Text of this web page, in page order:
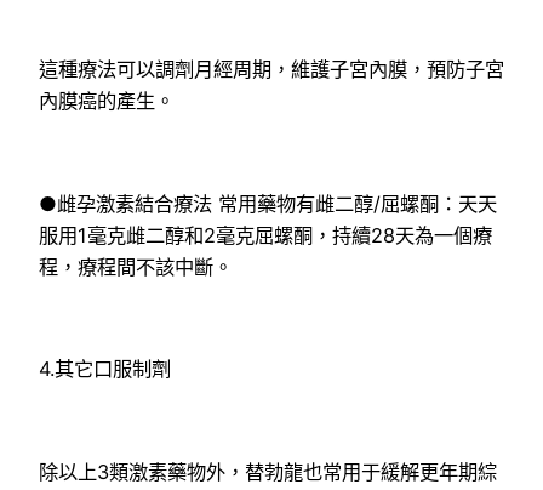
這種療法可以調劑月經周期，維護子宮內膜，預防子宮
內膜癌的產生。
●雌孕激素結合療法 常用藥物有雌二醇/屈螺酮：天天
服用1毫克雌二醇和2毫克屈螺酮，持續28天為一個療
程，療程間不該中斷。
4.其它口服制劑
除以上3類激素藥物外，替勃龍也常用于緩解更年期綜